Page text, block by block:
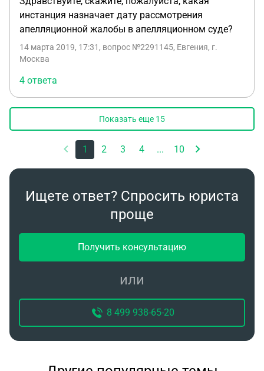
инстанция назначает дату рассмотрения
апелляционной жалобы в апелляционном суде?
14 марта 2019, 17:31 , вопрос №2291145, Евгения, г.
Москва
4 ответа
Показать еще 15
1 2 3 4 ... 10
Ищете ответ? Спросить юриста
проще
Получить консультацию
или
8 499 938-65-20